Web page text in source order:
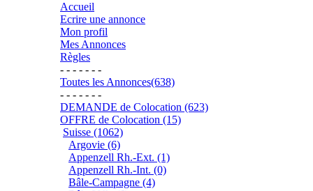
Accueil
Ecrire une annonce
Mon profil
Mes Annonces
Règles
- - - - - - -
Toutes les Annonces(638)
- - - - - - -
DEMANDE de Colocation (623)
OFFRE de Colocation (15)
Suisse (1062)
Argovie (6)
Appenzell Rh.-Ext. (1)
Appenzell Rh.-Int. (0)
Bâle-Campagne (4)